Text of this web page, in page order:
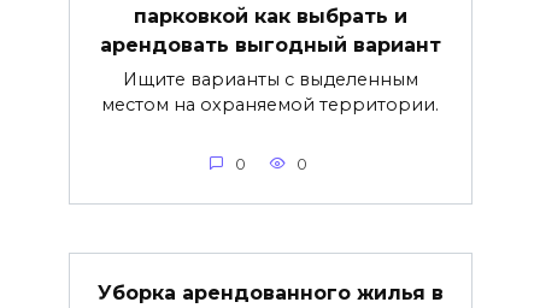
парковкой как выбрать и
арендовать выгодный вариант
Ищите варианты с выделенным
местом на охраняемой территории.
0 0
Уборка арендованного жилья в